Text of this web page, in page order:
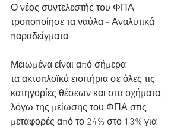
Ο νέος συντελεστής του ΦΠΑ
τροποποίησε τα ναύλα - Αναλυτικά
παραδείγματα
Μειωμένα είναι από σήμερα
τα ακτοπλοϊκά εισιτήρια σε όλες τις
κατηγορίες θέσεων και στα οχήματα,
λόγω της μείωσης του ΦΠΑ στις
μεταφορές από το 24% στο 13% για